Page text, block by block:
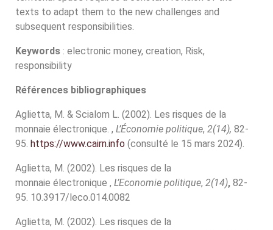
texts to adapt them to the new challenges and
subsequent responsibilities.
Keywords : electronic money, creation, Risk,
responsibility
Références bibliographiques
Aglietta, M. & Scialom L. (2002). Les risques de la
monnaie électronique. , L’Économie politique, 2(14), 82-
95. https://www.cairn.info (consulté le 15 mars 2024).
Aglietta, M. (2002). Les risques de la
monnaie électronique , L’Economie politique, 2(14), 82-
95. 10.3917/leco.014.0082
Aglietta, M. (2002). Les risques de la